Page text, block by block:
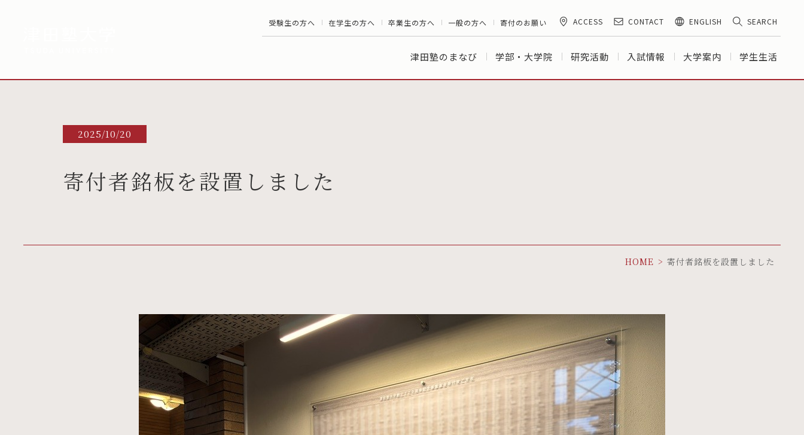
受験生の方へ 在学生の方へ 卒業生の方へ 一般の方へ 寄付のお願い ACCESS CONTACT ENGLISH SEARCH
津田塾のまなび 学部・大学院 研究活動 入試情報 大学案内 学生生活
2025/10/20
寄付者銘板を設置しました
HOME 寄付者銘板を設置しました